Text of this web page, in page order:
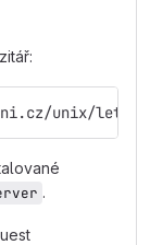
unix/
.